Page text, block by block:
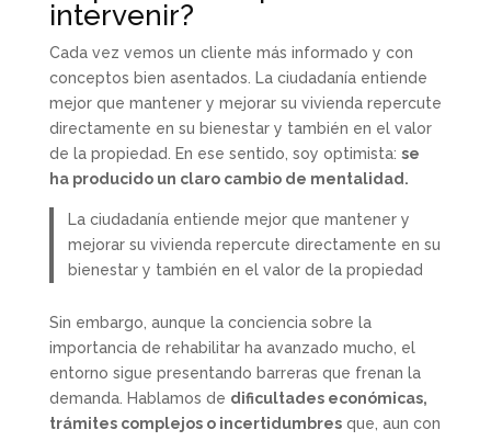
intervenir?
Cada vez vemos un cliente más informado y con
conceptos bien asentados. La ciudadanía entiende
mejor que mantener y mejorar su vivienda repercute
directamente en su bienestar y también en el valor
de la propiedad. En ese sentido, soy optimista: se
ha producido un claro cambio de mentalidad.
La ciudadanía entiende mejor que mantener y
mejorar su vivienda repercute directamente en su
bienestar y también en el valor de la propiedad
Sin embargo, aunque la conciencia sobre la
importancia de rehabilitar ha avanzado mucho, el
entorno sigue presentando barreras que frenan la
demanda. Hablamos de dificultades económicas,
trámites complejos o incertidumbresque, aun con